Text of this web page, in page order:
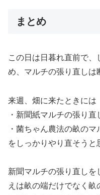
まとめ
この日は日暮れ直前で、
め、マルチの張り直しは
来週、畑に来たときには
・新聞紙マルチの張り直
・菌ちゃん農法の畝のマ
をしっかりやり直そうと
新聞マルチの張り直しを
えは畝の端だけでなく